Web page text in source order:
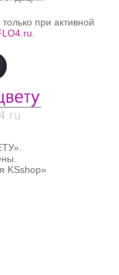
при активной
KSshop»